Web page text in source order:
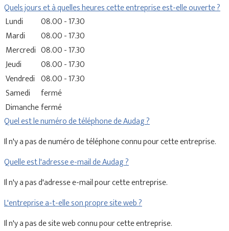
Quels jours et à quelles heures cette entreprise est-elle ouverte ?
Lundi
08.00 - 17.30
Mardi
08.00 - 17.30
Mercredi 08.00 - 17.30
Jeudi
08.00 - 17.30
Vendredi 08.00 - 17.30
Samedi
fermé
Dimanchefermé
Quel est le numéro de téléphone de Audag ?
Il n'y a pas de numéro de téléphone connu pour cette entreprise.
Quelle est l'adresse e-mail de Audag ?
Il n'y a pas d'adresse e-mail pour cette entreprise.
L'entreprise a-t-elle son propre site web ?
Il n'y a pas de site web connu pour cette entreprise.